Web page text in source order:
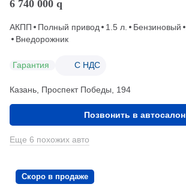
6 740 000 q
АКПП Полный привод 1.5 л. Бензиновый
Внедорожник
Гарантия С НДС
Казань, Проспект Победы, 194
Позвонить в автосалон
Еще 6 похожих авто
Скоро в продаже